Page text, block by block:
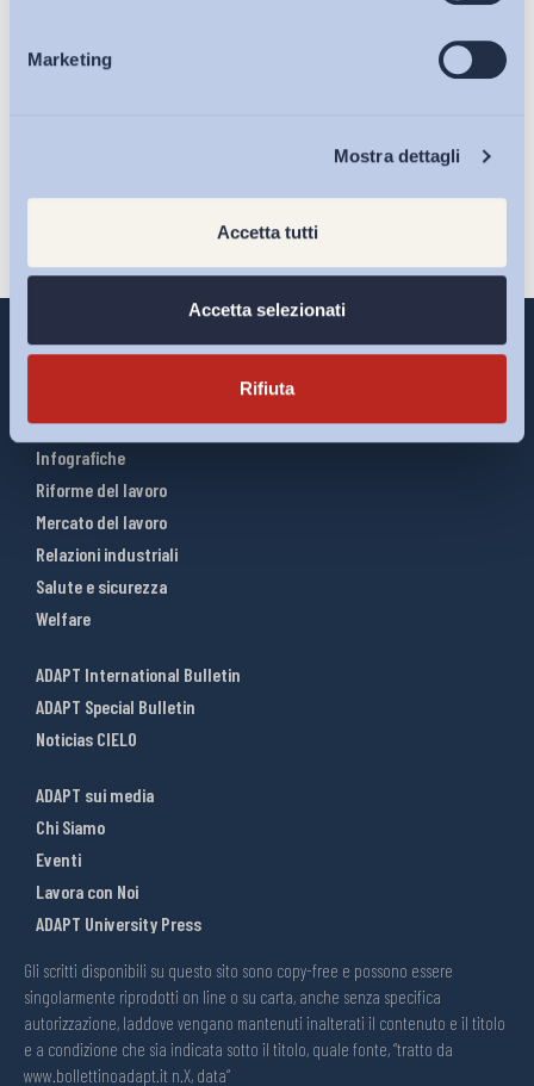
Marketing
Mostra dettagli
Accetta tutti
Accetta selezionati
Rifiuta
Eventi
Ho letto e Accetto il trattamento dei dati personali descritti
Interventi ADAPT
Infografiche
Riforme del lavoro
Mercato del lavoro
Relazioni industriali
Salute e sicurezza
Welfare
ADAPT International Bulletin
ADAPT Special Bulletin
Noticias CIELO
ADAPT sui media
Chi Siamo
Eventi
Lavora con Noi
ADAPT University Press
Gli scritti disponibili su questo sito sono copy-free e possono essere
singolarmente riprodotti on line o su carta, anche senza specifica
autorizzazione, laddove vengano mantenuti inalterati il contenuto e il titolo
e a condizione che sia indicata sotto il titolo, quale fonte, “tratto da
www.bollettinoadapt.it n.X, data“